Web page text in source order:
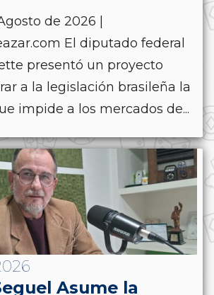
de 2026 |
El diputado federal
presentó un proyecto
a la legislación brasileña la
impide a los mercados de...
Asume la